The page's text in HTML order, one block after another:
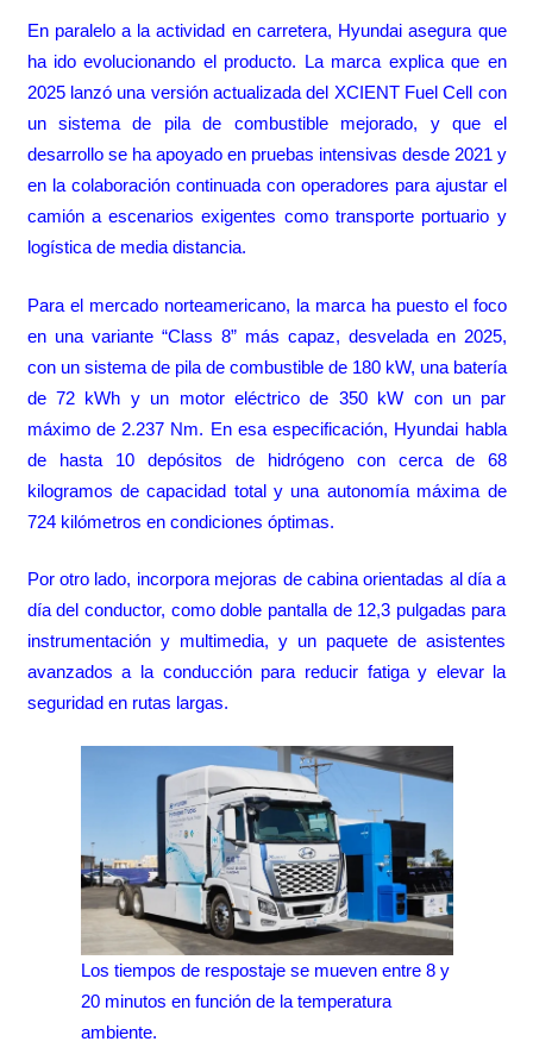
En paralelo a la actividad en carretera, Hyundai asegura que
ha ido evolucionando el producto. La marca explica que en
2025 lanzó una versión actualizada del XCIENT Fuel Cell con
un sistema de pila de combustible mejorado, y que el
desarrollo se ha apoyado en pruebas intensivas desde 2021 y
en la colaboración continuada con operadores para ajustar el
camión a escenarios exigentes como transporte portuario y
logística de media distancia.
Para el mercado norteamericano, la marca ha puesto el foco
en una variante “Class 8” más capaz, desvelada en 2025,
con un sistema de pila de combustible de 180 kW, una batería
de 72 kWh y un motor eléctrico de 350 kW con un par
máximo de 2.237 Nm. En esa especificación, Hyundai habla
de hasta 10 depósitos de hidrógeno con cerca de 68
kilogramos de capacidad total y una autonomía máxima de
724 kilómetros en condiciones óptimas.
Por otro lado, incorpora mejoras de cabina orientadas al día a
día del conductor, como doble pantalla de 12,3 pulgadas para
instrumentación y multimedia, y un paquete de asistentes
avanzados a la conducción para reducir fatiga y elevar la
seguridad en rutas largas.
Los tiempos de respostaje se mueven entre 8 y
20 minutos en función de la temperatura
ambiente.